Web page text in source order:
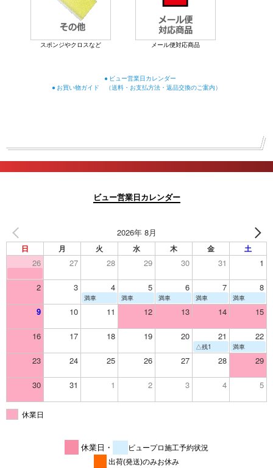
スポンジやクロスなど メール便対応商品
● ビュー営業日カレンダー
● お買い物ガイド （送料・お支払方法・返品交換のご案内）
ビュー営業日カレンダー
2026年 8月
日 月 火 水 木 金 土
26 27 28 29 30 31 1
2 3 4 5 6 7 8
満車 満車 満車 満車 満車
9 10 11 12 13 14 15
16 17 18 19 20 21 22
△残1 満車
23 24 25 26 27 28 29
30 31 1 2 3 4 5
休業日
休業日・
ビュープロ施工予約状況
出荷(発送)のみお休み